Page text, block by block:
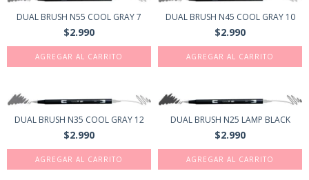
DUAL BRUSH N55 COOL GRAY 7
$2.990
DUAL BRUSH N45 COOL GRAY 10
$2.990
DUAL BRUSH N35 COOL GRAY 12
$2.990
DUAL BRUSH N25 LAMP BLACK
$2.990